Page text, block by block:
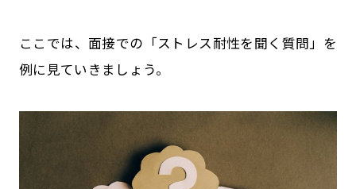
ここでは、面接での「ストレス耐性を聞く質問」を
例に見ていきましょう。